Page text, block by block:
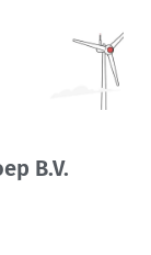
B.V.